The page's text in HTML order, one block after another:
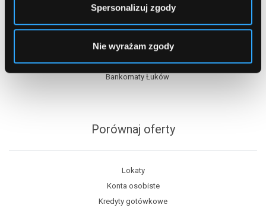
Spersonalizuj zgody
Nie wyrażam zgody
Spis treści
Bankomaty Łuków
Porównaj oferty
Lokaty
Konta osobiste
Kredyty gotówkowe